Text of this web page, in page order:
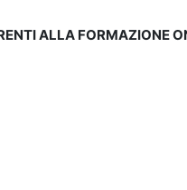
ALLA FORMAZIONE